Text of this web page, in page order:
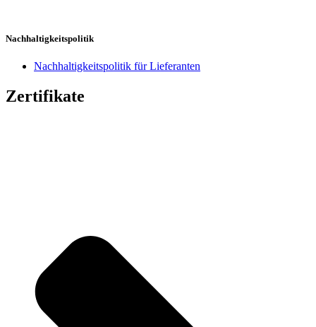
Nachhaltigkeitspolitik
Nachhaltigkeitspolitik für Lieferanten
Zertifikate